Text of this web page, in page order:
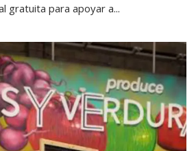
gratuita para apoyar a...